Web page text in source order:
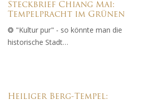
Steckbrief Chiang Mai:
Tempelpracht im Grünen
❂ "Kultur pur" - so könnte man die
historische Stadt…
Heiliger Berg-Tempel: